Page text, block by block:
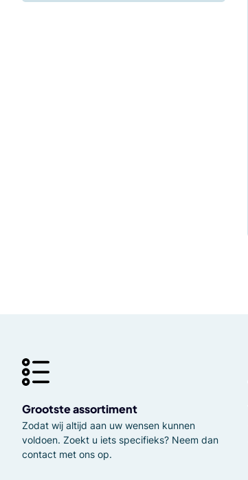
Grootste assortiment
Zodat wij altijd aan uw wensen kunnen
voldoen. Zoekt u iets specifieks? Neem dan
contact met ons op.